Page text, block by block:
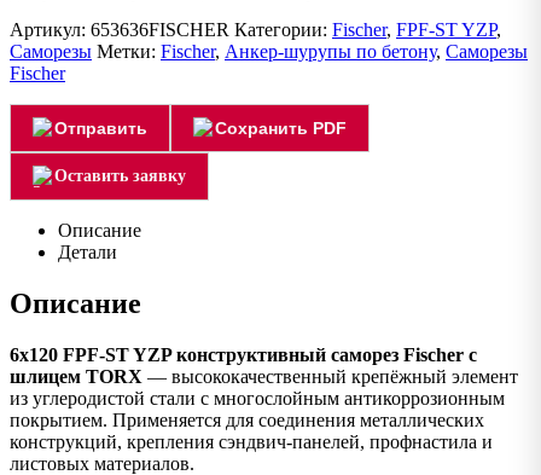
Артикул: 653636FISCHER Категории: Fischer, FPF-ST YZP,
Саморезы Метки: Fischer, Анкер-шурупы по бетону, Саморезы
Fischer
Отправить Сохранить PDF
Оставить заявку
Описание
Детали
Описание
6х120 FPF-ST YZP конструктивный саморез Fischer с
шлицем TORX — высококачественный крепёжный элемент
из углеродистой стали с многослойным антикоррозионным
покрытием. Применяется для соединения металлических
конструкций, крепления сэндвич-панелей, профнастила и
листовых материалов.